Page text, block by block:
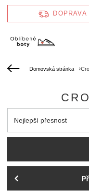
Domovská stránka
Zmień sortowanie
Nejlepší přesnost